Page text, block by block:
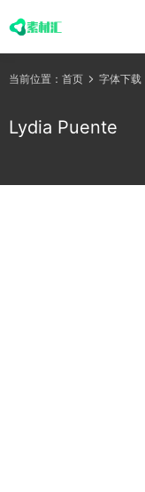
当前位置： 首页 字体下载
Lydia Puente